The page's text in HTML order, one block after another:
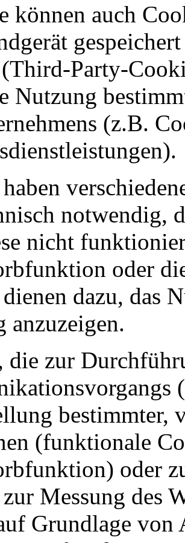
können auch
Party-
Nutzung
(z.B.
notwendig,
nicht
oder
dazu, das
anzuzeigen.
die zur
bestimmter,
(funktionale
oder
Messung des
Grundlage